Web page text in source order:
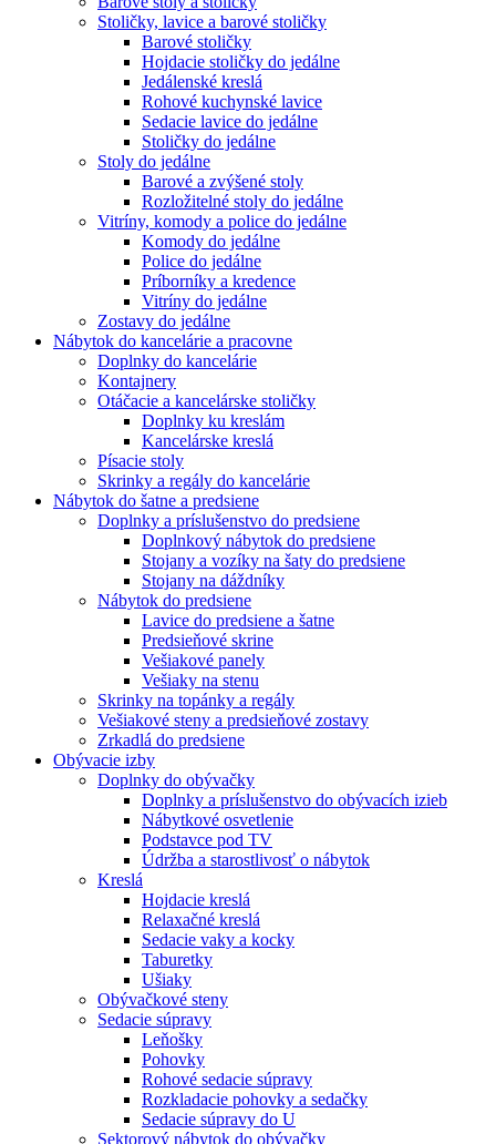
Stoličky, lavice a barové stoličky
Barové stoličky
Hojdacie stoličky do jedálne
Jedálenské kreslá
Rohové kuchynské lavice
Sedacie lavice do jedálne
Stoličky do jedálne
Stoly do jedálne
Barové a zvýšené stoly
Rozložitelné stoly do jedálne
Vitríny, komody a police do jedálne
Komody do jedálne
Police do jedálne
Príborníky a kredence
Vitríny do jedálne
Zostavy do jedálne
Nábytok do kancelárie a pracovne
Doplnky do kancelárie
Kontajnery
Otáčacie a kancelárske stoličky
Doplnky ku kreslám
Kancelárske kreslá
Písacie stoly
Skrinky a regály do kancelárie
Nábytok do šatne a predsiene
Doplnky a príslušenstvo do predsiene
Doplnkový nábytok do predsiene
Stojany a vozíky na šaty do predsiene
Stojany na dáždníky
Nábytok do predsiene
Lavice do predsiene a šatne
Predsieňové skrine
Vešiakové panely
Vešiaky na stenu
Skrinky na topánky a regály
Vešiakové steny a predsieňové zostavy
Zrkadlá do predsiene
Obývacie izby
Doplnky do obývačky
Doplnky a príslušenstvo do obývacích izieb
Nábytkové osvetlenie
Podstavce pod TV
Údržba a starostlivosť o nábytok
Kreslá
Hojdacie kreslá
Relaxačné kreslá
Sedacie vaky a kocky
Taburetky
Ušiaky
Obývačkové steny
Sedacie súpravy
Leňošky
Pohovky
Rohové sedacie súpravy
Rozkladacie pohovky a sedačky
Sedacie súpravy do U
Sektorový nábytok do obývačky